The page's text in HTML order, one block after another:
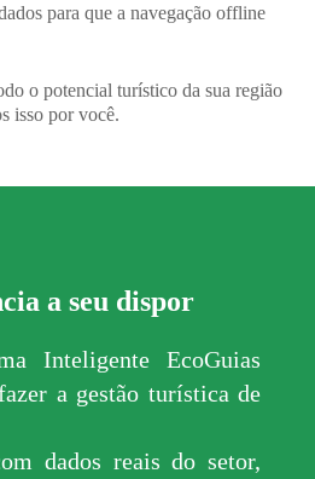
para que a navegação offline
o potencial turístico da sua região
isso por você.
a seu dispor
Inteligente EcoGuias
a gestão turística de
dados reais do setor,